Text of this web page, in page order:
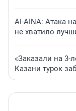
AI-AINA: Атака
не хватило
«Заказали на 3-
Казани турок